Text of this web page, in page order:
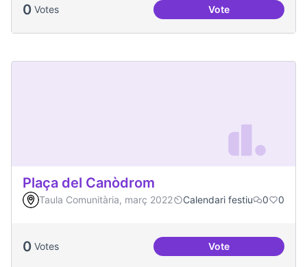
0 Votes VotePodcast Radio
Plaça del Canòdrom
Taula Comunitària, març 2022 Calendari festiu 0 0
0 Votes VotePlaça del